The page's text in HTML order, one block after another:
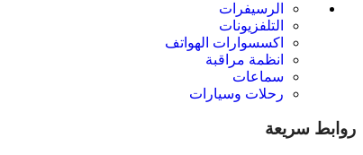
الرسيفرات
التلفزيونات
اكسسوارات الهواتف
انظمة مراقبة
سماعات
رحلات وسيارات
روابط سريعة